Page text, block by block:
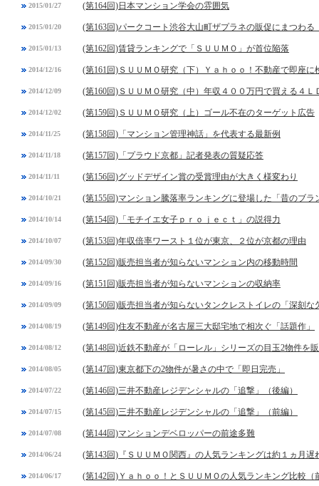
2015/01/27 (第164回)日本マンション学会の雰囲気
2015/01/20 (第163回)パークコート渋谷大山町ザプラネの販促にまつわる
2015/01/13 (第162回)賃貸ランキングで「ＳＵＵＭＯ」が首位陥落
2014/12/16 (第161回)ＳＵＵＭＯ研究（下）Ｙａｈｏｏ！不動産で即座に
2014/12/09 (第160回)ＳＵＵＭＯ研究（中）年収４００万円で買える４Ｌ
2014/12/02 (第159回)ＳＵＵＭＯ研究（上）ゴール不在のターゲット広告
2014/11/25 (第158回)「マンション管理神話」を代表する最新例
2014/11/18 (第157回)「プラウド京都」記者発表の質疑応答
2014/11/11 (第156回)グッドデザイン賞の受賞理由が大きく様変わり
2014/10/21 (第155回)マンション騰落率ランキングに登場した「昔のブラ
2014/10/14 (第154回)「モチイエ女子ｐｒｏｊｅｃｔ」の説得力
2014/10/07 (第153回)年収倍率ワースト１位が東京、２位が京都の理由
2014/09/30 (第152回)販売担当者が知らないマンション内の移動時間
2014/09/16 (第151回)販売担当者が知らないマンションの収納率
2014/09/09 (第150回)販売担当者が知らないタンクレストイレの「深刻な
2014/08/19 (第149回)住友不動産が名古屋三大邸宅地で相次ぐ「話題作」
2014/08/12 (第148回)近鉄不動産が「ローレル」シリーズの目玉2物件を
2014/08/05 (第147回)東京都下の2物件が暑さの中で「即日完売」
2014/07/22 (第146回)三井不動産レジデンシャルの「追撃」（後編）
2014/07/15 (第145回)三井不動産レジデンシャルの「追撃」（前編）
2014/07/08 (第144回)マンションデベロッパーの前途多難
2014/06/24 (第143回)『ＳＵＵＭＯ関西』の人気ランキングは約１ヵ月遅
2014/06/17 (第142回)Ｙａｈｏｏ！とＳＵＵＭＯの人気ランキング比較（